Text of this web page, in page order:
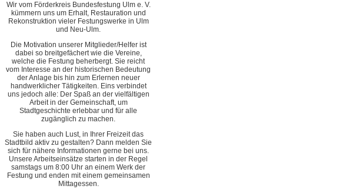
Wir vom Förderkreis Bundesfestung Ulm e. V.
kümmern uns um Erhalt, Restauration und
Rekonstruktion vieler Festungswerke in Ulm
und Neu-Ulm.
Die Motivation unserer Mitglieder/Helfer ist
dabei so breitgefächert wie die Vereine,
welche die Festung beherbergt. Sie reicht
vom Interesse an der historischen Bedeutung
der Anlage bis hin zum Erlernen neuer
handwerklicher Tätigkeiten. Eins verbindet
uns jedoch alle: Der Spaß an der vielfältigen
Arbeit in der Gemeinschaft, um
Stadtgeschichte erlebbar und für alle
zugänglich zu machen.
Sie haben auch Lust, in Ihrer Freizeit das
Stadtbild aktiv zu gestalten? Dann melden Sie
sich für nähere Informationen gerne bei uns.
Unsere Arbeitseinsätze starten in der Regel
samstags um 8:00 Uhr an einem Werk der
Festung und enden mit einem gemeinsamen
Mittagessen.